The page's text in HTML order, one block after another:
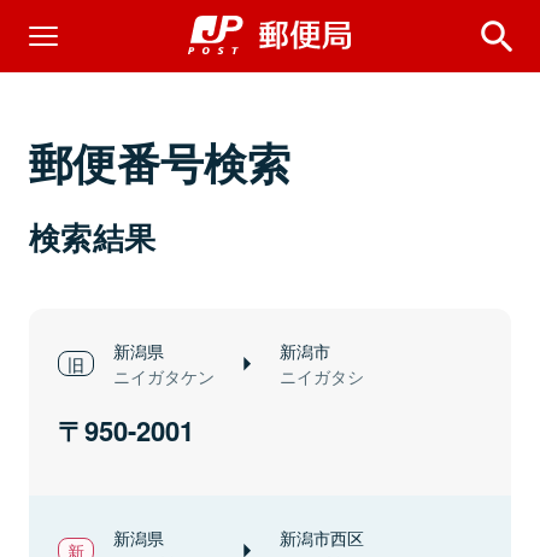
郵便番号検索
検索結果
新潟県
ニイガタケン
新潟市
ニイガタシ
950-2001
新潟県 新潟市西区